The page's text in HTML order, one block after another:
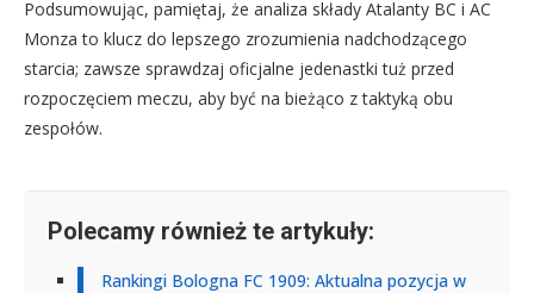
Podsumowując, pamiętaj, że analiza składy Atalanty BC i AC
Monza to klucz do lepszego zrozumienia nadchodzącego
starcia; zawsze sprawdzaj oficjalne jedenastki tuż przed
rozpoczęciem meczu, aby być na bieżąco z taktyką obu
zespołów.
Polecamy również te artykuły:
Rankingi Bologna FC 1909: Aktualna pozycja w